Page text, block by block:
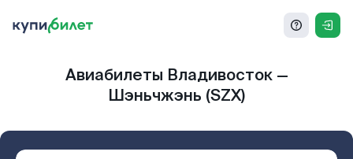
Авиабилеты Владивосток —
Шэньчжэнь (SZX)